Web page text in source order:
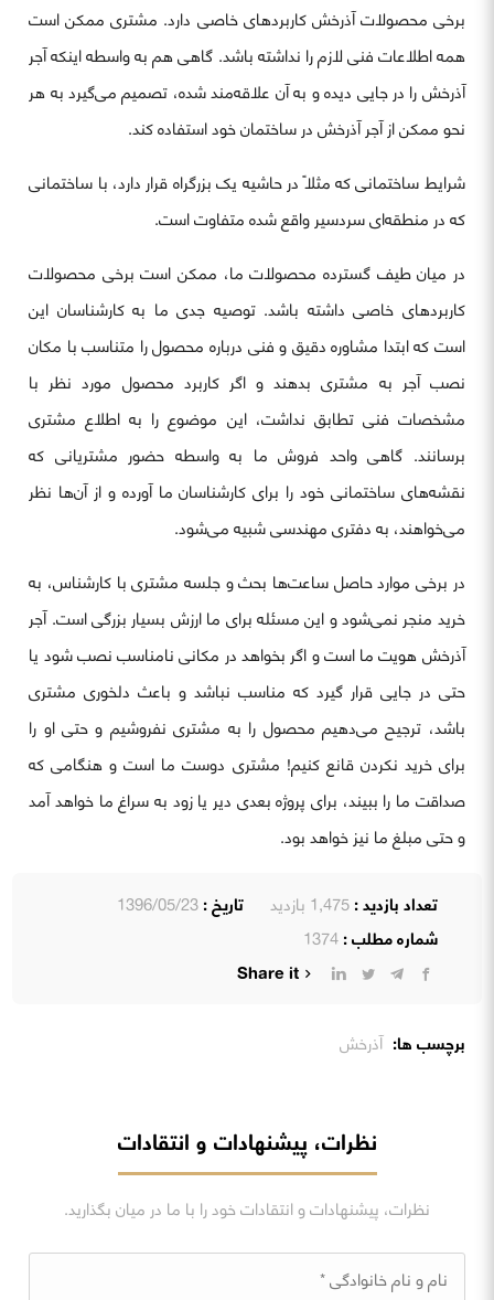
برخی محصولات آذرخش کاربردهای خاصی دارد. مشتری ممکن است
همه اطلاعات فنی لازم را نداشته باشد. گاهی هم به واسطه اینکه آجر
آذرخش را در جایی دیده و به آن علاقه‌مند شده، تصمیم می‌گیرد به هر
نحو ممکن از آجر آذرخش در ساختمان خود استفاده کند.
شرایط ساختمانی که مثلاً در حاشیه یک بزرگراه قرار دارد، با ساختمانی
که در منطقه‌ای سردسیر واقع شده متفاوت است.
در میان طیف گسترده محصولات ما، ممکن است برخی محصولات
کاربردهای خاصی داشته باشد. توصیه جدی ما به کارشناسان این
است که ابتدا مشاوره دقیق و فنی درباره محصول را متناسب با مکان
نصب آجر به مشتری بدهند و اگر کاربرد محصول مورد نظر با
مشخصات فنی تطابق نداشت، این موضوع را به اطلاع مشتری
برسانند. گاهی واحد فروش ما به واسطه حضور مشتریانی که
نقشه‌های ساختمانی خود را برای کارشناسان ما آورده و از آن‌ها نظر
می‌خواهند، به دفتری مهندسی شبیه می‌شود.
در برخی موارد حاصل ساعت‌ها بحث و جلسه مشتری با کارشناس، به
خرید منجر نمی‌شود و این مسئله برای ما ارزش بسیار بزرگی است. آجر
آذرخش هویت ما است و اگر بخواهد در مکانی نامناسب نصب شود یا
حتی در جایی قرار گیرد که مناسب نباشد و باعث دلخوری مشتری
باشد، ترجیح می‌دهیم محصول را به مشتری نفروشیم و حتی او را
برای خرید نکردن قانع کنیم! مشتری دوست ما است و هنگامی که
صداقت ما را ببیند، برای پروژه بعدی دیر یا زود به سراغ ما خواهد آمد
و حتی مبلغ ما نیز خواهد بود.
تعداد بازدید :1,475 بازدید تاریخ :1396/05/23
شماره مطلب :1374
Share it
برچسب ها: آذرخش
نظرات، پیشنهادات و انتقادات
نظرات، پیشنهادات و انتقادات خود را با ما در میان بگذارید.